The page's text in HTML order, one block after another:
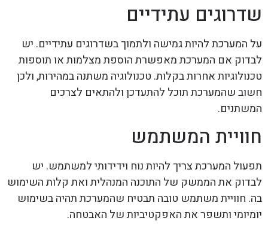
שדרוגים עתידיים
על המערכת להיות גמישה ולתמוך בשדרוגים עתידיים. יש
לבדוק אם המערכת מאפשרת הוספת מצלמות או תוספות
טכנולוגיות אחרות בקלות. טכנולוגיה משתנה במהירות, ולכן
חשוב שהמערכת תוכל להתעדכן ולהתאים לצרכים
המשתנים.
חוויית המשתמש
תפעול המערכת צריך להיות נוח וידידותי למשתמש. יש
לבדוק את הממשק של התוכנה המנהלית ואת קלות השימוש
בה. חוויית משתמש טובה תבטיח שהמערכת תהיה בשימוש
יומיומי ותשפר את האפקטיביות של האבטחה.